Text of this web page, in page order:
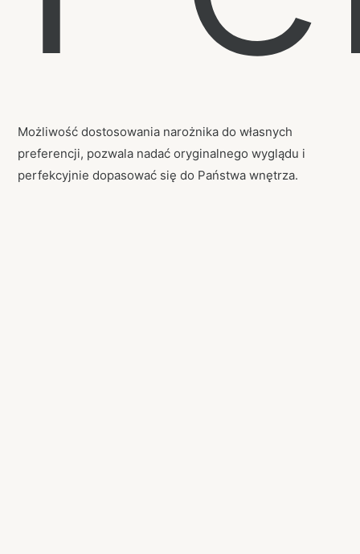
Możliwość dostosowania narożnika do własnych
preferencji, pozwala nadać oryginalnego wyglądu i
perfekcyjnie dopasować się do Państwa wnętrza.